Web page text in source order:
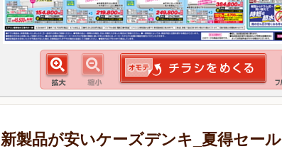
新製品が安いケーズデンキ_夏得セール